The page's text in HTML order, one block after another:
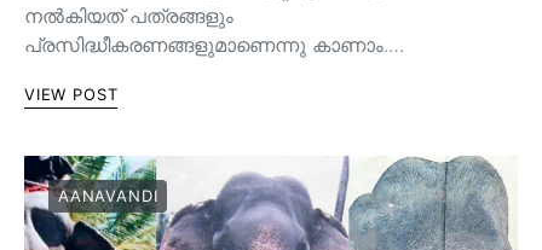
നല്‍കിയത് പത്രങ്ങളും
പ്രസിദ്ധീകരണങ്ങളുമാണെന്നു കാണാം.…
VIEW POST
AANAVANDI